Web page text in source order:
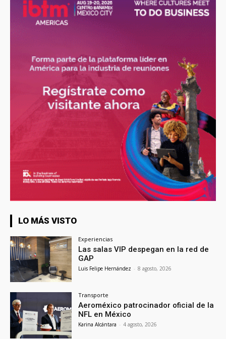
LO MÁS VISTO
Experiencias
Las salas VIP despegan en la red de
GAP
Luis Felipe Hernández - 8 agosto, 2026
Transporte
Aeroméxico patrocinador oficial de la
NFL en México
Karina Alcántara - 4 agosto, 2026